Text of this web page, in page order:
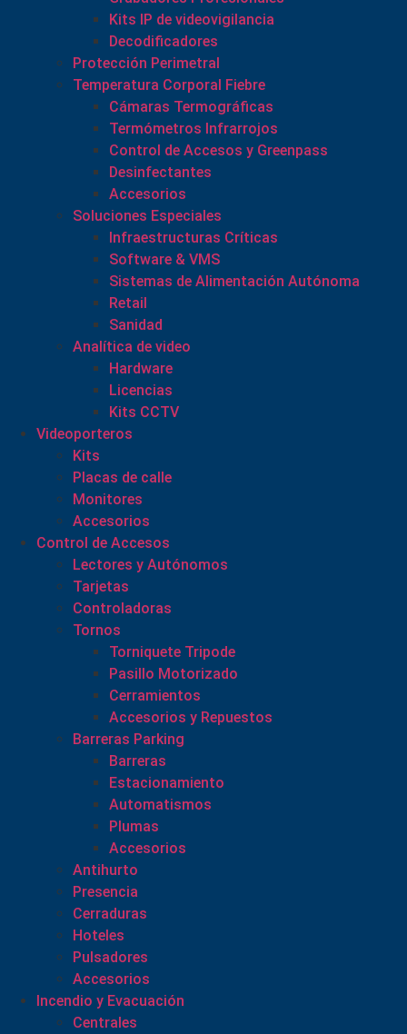
Kits IP de videovigilancia
Decodificadores
Protección Perimetral
Temperatura Corporal Fiebre
Cámaras Termográficas
Termómetros Infrarrojos
Control de Accesos y Greenpass
Desinfectantes
Accesorios
Soluciones Especiales
Infraestructuras Críticas
Software & VMS
Sistemas de Alimentación Autónoma
Retail
Sanidad
Analítica de video
Hardware
Licencias
Kits CCTV
Videoporteros
Kits
Placas de calle
Monitores
Accesorios
Control de Accesos
Lectores y Autónomos
Tarjetas
Controladoras
Tornos
Torniquete Tripode
Pasillo Motorizado
Cerramientos
Accesorios y Repuestos
Barreras Parking
Barreras
Estacionamiento
Automatismos
Plumas
Accesorios
Antihurto
Presencia
Cerraduras
Hoteles
Pulsadores
Accesorios
Incendio y Evacuación
Centrales